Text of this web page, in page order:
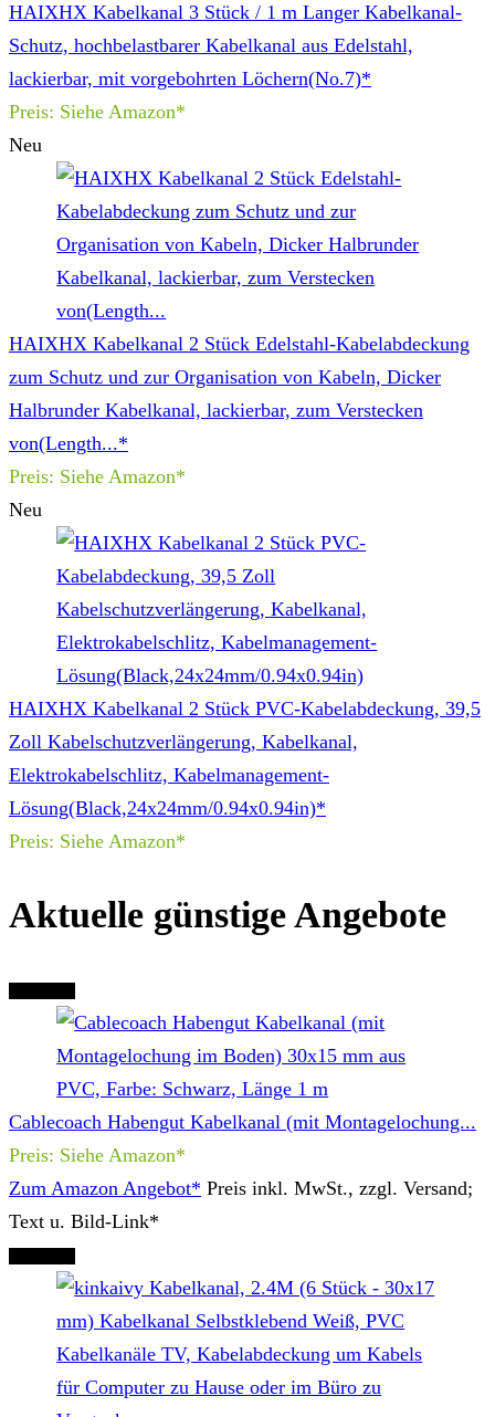
HAIXHX Kabelkanal 3 Stück / 1 m Langer Kabelkanal-
Schutz, hochbelastbarer Kabelkanal aus Edelstahl,
lackierbar, mit vorgebohrten Löchern(No.7)*
Preis: Siehe Amazon*
Neu
HAIXHX Kabelkanal 2 Stück Edelstahl-Kabelabdeckung
zum Schutz und zur Organisation von Kabeln, Dicker
Halbrunder Kabelkanal, lackierbar, zum Verstecken
von(Length...*
Preis: Siehe Amazon*
Neu
HAIXHX Kabelkanal 2 Stück PVC-Kabelabdeckung, 39,5
Zoll Kabelschutzverlängerung, Kabelkanal,
Elektrokabelschlitz, Kabelmanagement-
Lösung(Black,24x24mm/0.94x0.94in)*
Preis: Siehe Amazon*
Aktuelle günstige Angebote
Cablecoach Habengut Kabelkanal (mit Montagelochung...
Preis: Siehe Amazon*
Zum Amazon Angebot* Preis inkl. MwSt., zzgl. Versand;
Text u. Bild-Link*